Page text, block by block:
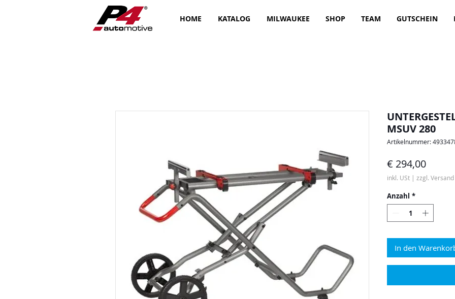
HOME KATALOG MILWAUKEE SHOP TEAM GUTSCHEIN
MSUV 280
Artikelnummer:
€ 294,00Preis
inkl. USt | zzgl. Versand
Anzahl *
In den